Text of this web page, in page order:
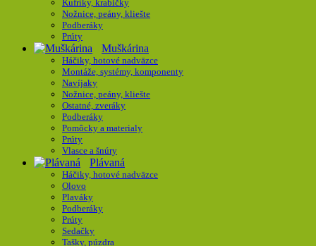
Kufríky, krabičky
Nožnice, peány, kliešte
Podberáky
Prúty
Muškárina
Háčiky, hotové nadväzce
Montáže, systémy, komponenty
Navíjaky
Nožnice, peány, kliešte
Ostatné, zveráky
Podberáky
Pomôcky a materialy
Prúty
Vlasce a šnúry
Plávaná
Háčiky, hotové nadväzce
Olovo
Plaváky
Podberáky
Prúty
Sedačky
Tašky, púzdra